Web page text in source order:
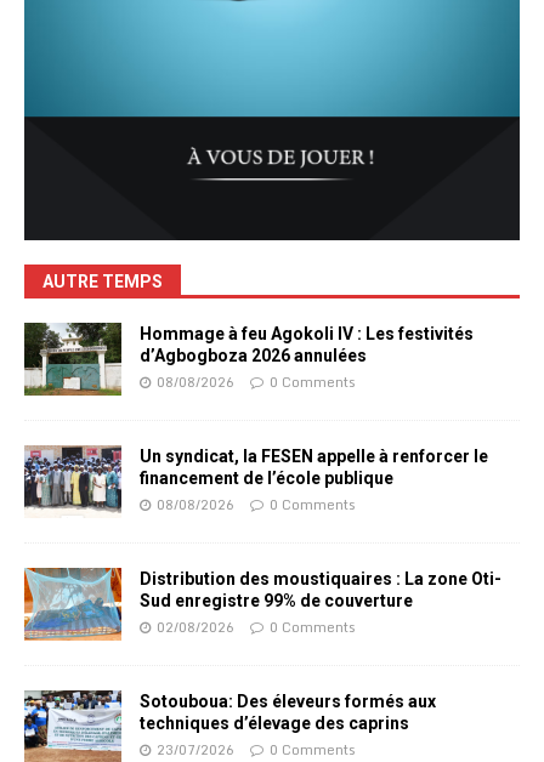
AUTRE TEMPS
Hommage à feu Agokoli IV : Les festivités
d’Agbogboza 2026 annulées
08/08/2026 0 Comments
Un syndicat, la FESEN appelle à renforcer le
financement de l’école publique
08/08/2026 0 Comments
Distribution des moustiquaires : La zone Oti-
Sud enregistre 99% de couverture
02/08/2026 0 Comments
Sotouboua: Des éleveurs formés aux
techniques d’élevage des caprins
23/07/2026 0 Comments